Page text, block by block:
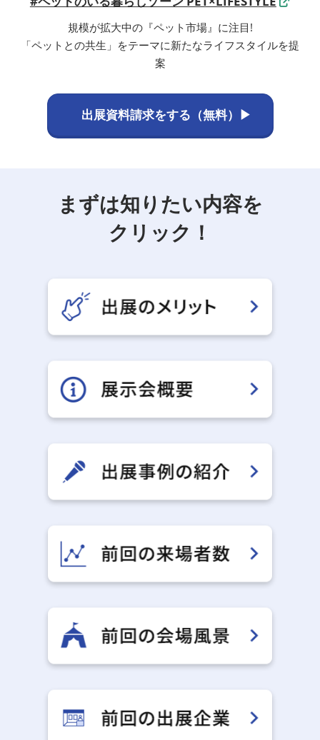
規模が拡大中の『ペット市場』に注目!
「ペットとの共生」をテーマに新たなライフスタイルを提
案
出展資料請求をする（無料）▶
まずは知りたい内容を
クリック！